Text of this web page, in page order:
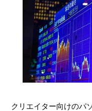
クリエイター向けのパ